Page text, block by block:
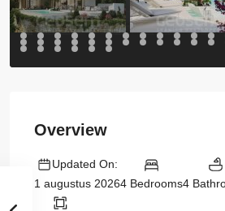
Overview
Updated On:
1 augustus 20264 Bedrooms4